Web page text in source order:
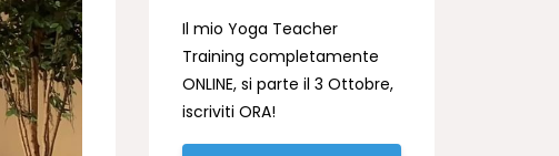
Il mio Yoga Teacher
Training completamente
ONLINE, si parte il 3 Ottobre,
iscriviti ORA!